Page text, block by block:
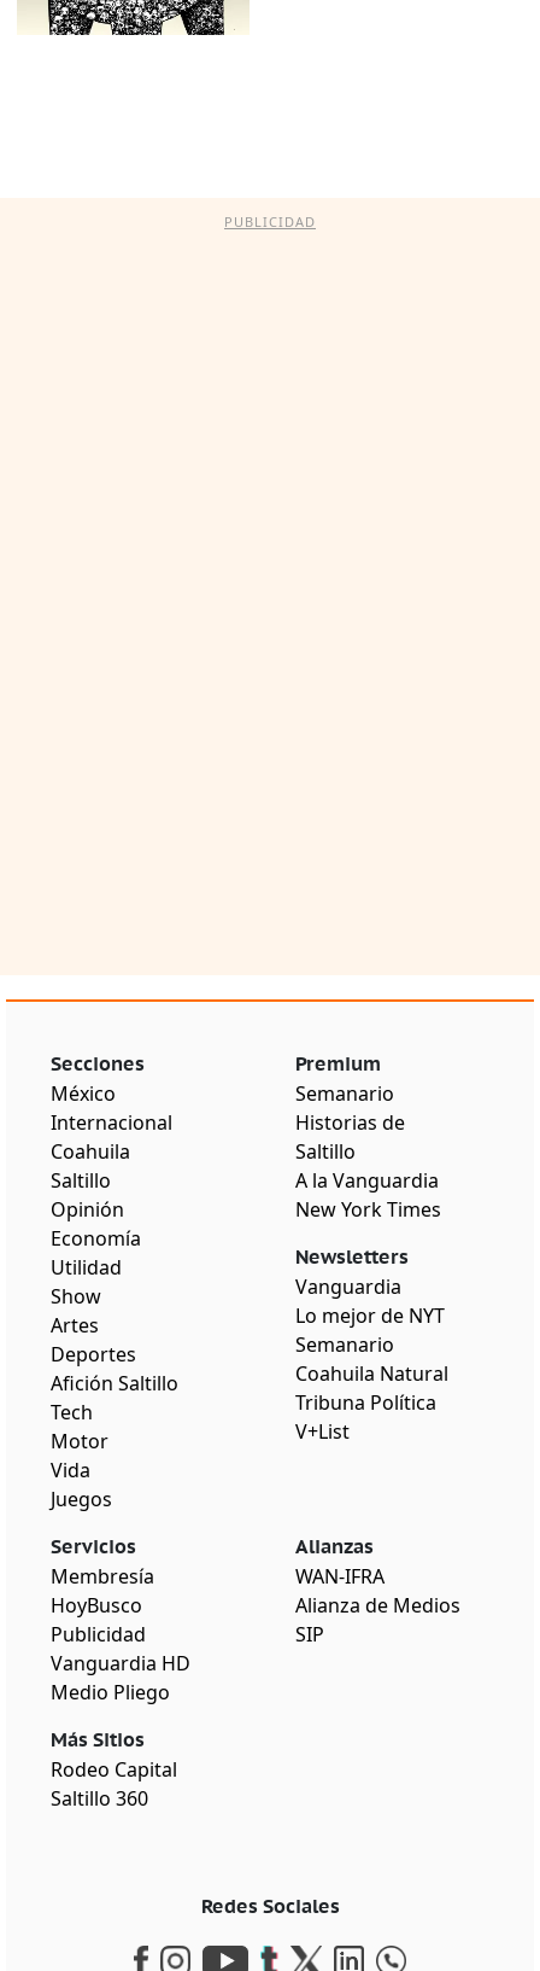
PUBLICIDAD
Secciones
México
Internacional
Coahuila
Saltillo
Opinión
Economía
Utilidad
Show
Artes
Deportes
Afición Saltillo
Tech
Motor
Vida
Juegos
Premium
Semanario
Historias de
Saltillo
A la Vanguardia
New York Times
Newsletters
Vanguardia
Lo mejor de NYT
Semanario
Coahuila Natural
Tribuna Política
V+List
Servicios
Membresía
HoyBusco
Publicidad
Vanguardia HD
Medio Pliego
Más Sitios
Rodeo Capital
Saltillo 360
Alianzas
WAN-IFRA
Alianza de Medios
SIP
Redes Sociales